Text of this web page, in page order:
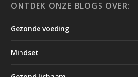
ONTDEK ONZE BLOGS OVER:
Gezonde voeding
Mindset